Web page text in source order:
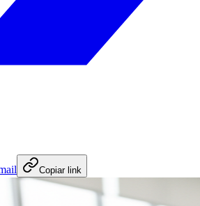
Copiar link